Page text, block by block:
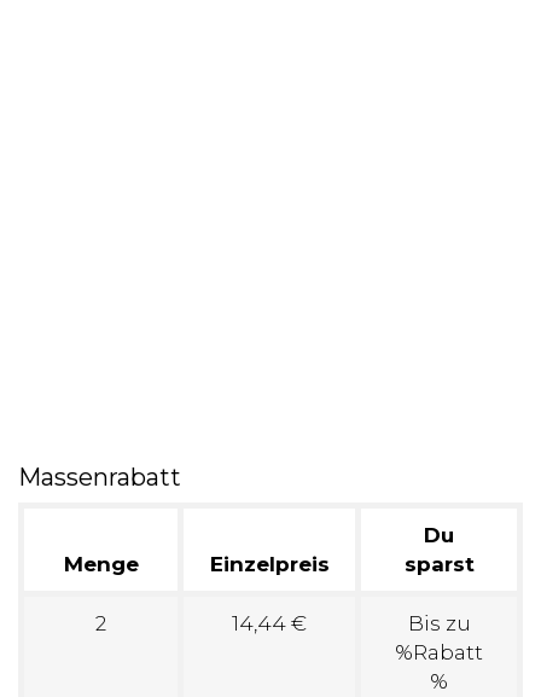
Massenrabatt
Menge Einzelpreis
Du
sparst
2 14,44 €
Bis zu
%Rabatt
%